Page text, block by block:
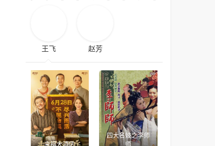
王飞 赵芳
来福大酒店
四大名妓之李师
师